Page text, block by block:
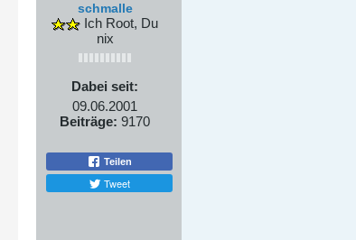
schmalle
Ich Root, Du
nix
Dabei seit:
09.06.2001
Beiträge: 9170
Teilen
Tweet